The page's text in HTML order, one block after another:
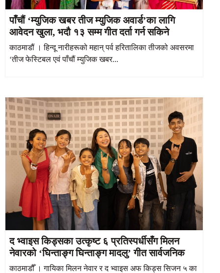
पाँचौं ‘म्युजिक खबर तीज म्युजिक अवार्ड’का लागि
आवेदन खुला, भदौ १३ सम्म गीत दर्ता गर्न सकिने
काठमाडौं । हिन्दू नारीहरूको महान् पर्व हरितालिका तीजको अवसरमा
‘तीज फेस्टिबल एवं पाँचौं म्युजिक खबर...
द भ्वाइस किड्सका उत्कृष्ट ६ प्रतिस्पर्धीसँग मिलन
नेवारको ‘घिन्ताङ्ग घिन्ताङ्ग मादलु’ गीत सार्वजनिक
काठमाडौँ । गायिका मिलन नेवार र द भ्वाइस अफ किड्स सिजन ५ का